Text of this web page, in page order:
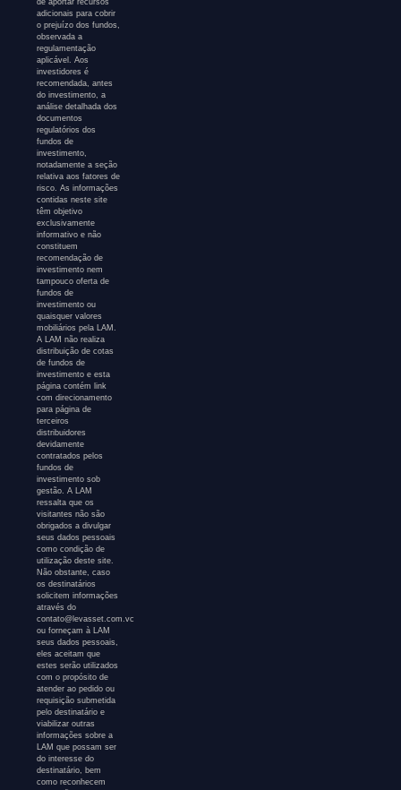
de aportar recursos
adicionais para cobrir
o prejuízo dos fundos,
observada a
regulamentação
aplicável. Aos
investidores é
recomendada, antes
do investimento, a
análise detalhada dos
documentos
regulatórios dos
fundos de
investimento,
notadamente a seção
relativa aos fatores de
risco. As informações
contidas neste site
têm objetivo
exclusivamente
informativo e não
constituem
recomendação de
investimento nem
tampouco oferta de
fundos de
investimento ou
quaisquer valores
mobiliários pela LAM.
A LAM não realiza
distribuição de cotas
de fundos de
investimento e esta
página contém link
com direcionamento
para página de
terceiros
distribuidores
devidamente
contratados pelos
fundos de
investimento sob
gestão. A LAM
ressalta que os
visitantes não são
obrigados a divulgar
seus dados pessoais
como condição de
utilização deste site.
Não obstante, caso
os destinatários
solicitem informações
através do
contato@levasset.com.vc
ou forneçam à LAM
seus dados pessoais,
eles aceitam que
estes serão utilizados
com o propósito de
atender ao pedido ou
requisição submetida
pelo destinatário e
viabilizar outras
informações sobre a
LAM que possam ser
do interesse do
destinatário, bem
como reconhecem